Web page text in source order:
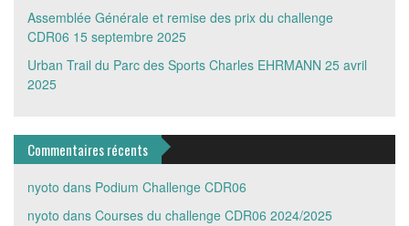
Assemblée Générale et remise des prix du challenge
CDR06 15 septembre 2025
Urban Trail du Parc des Sports Charles EHRMANN 25 avril
2025
Commentaires récents
nyoto dans Podium Challenge CDR06
nyoto dans Courses du challenge CDR06 2024/2025